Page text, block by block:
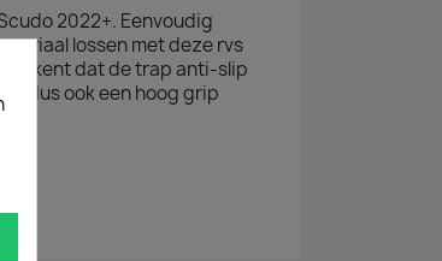
2022+. Eenvoudig
lossen met deze rvs
dat de trap anti-slip
dus ook een hoog grip